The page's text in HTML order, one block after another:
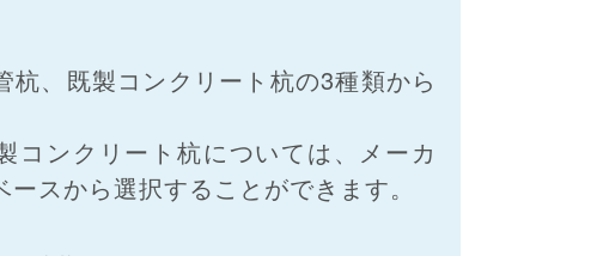
杭、既製コンクリート杭の3種類から
コンクリート杭については、メーカ
スから選択することができます。